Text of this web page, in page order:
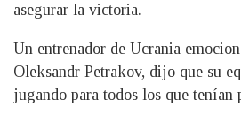
asegurar la victoria.
Un entrenador de Ucrania
Oleksandr Petrakov, dijo que su
jugando para todos los que tenían